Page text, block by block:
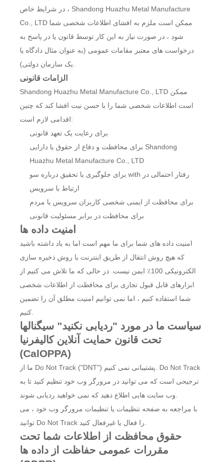
در شرایط خاص ، Shandong Huazhu Metal Manufacture
Co., LTD ممکن است ملزم به افشای اطلاعات شخصی شما
شود ، در صورت نیاز به این کار توسط قانون یا در پاسخ به
درخواست های معتبر مقامات عمومی (به عنوان مثال دادگاه یا
الزامات قانونی
Shandong Huazhu Metal Manufacture Co., LTD ممکن
است اطلاعات شخصی شما را با حسن نیت افشا کند که چنین
اقدامی لازم است:
برای رعایت یک تعهد قانونی
برای محافظت و دفاع از حقوق یا دارایی Shandong
Huazhu Metal Manufacture Co., LTD
برای جلوگیری یا تحقیق درباره سو with رفتار احتمالی در
ارتباط با سرویس
برای محافظت از ایمنی شخصی کاربران سرویس یا مردم
برای محافظت در برابر مسئولیت قانونی
امنیت داده ها
امنیت داده های شما برای ما مهم است اما به یاد داشته باشید
که هیچ روش انتقال از طریق اینترنت یا روش ذخیره سازی
الکترونیکی 100٪ ایمن نیست. در حالی که ما تلاش می کنیم از
ابزارهای قابل قبول تجاری برای محافظت از اطلاعات شخصی
شما استفاده کنیم ، اما نمی توانیم امنیت مطلق آن را تضمین
سیاست ما در مورد "ردیابی نکنید" سیگنالها
تحت قانون حمایت آنلاین کالیفرنیا
(CalOPPA)
ما از Do Not Track ("DNT") پشتیبانی نمی کنیم. Do Not Track
ترجیحی است که می توانید در مرورگر وب خود تنظیم کنید تا به
با مراجعه به صفحه تنظیمات یا تنظیمات مرورگر وب خود ، می
حقوق محافظت از اطلاعات شما تحت
مقررات عمومی حفاظت از داده ها